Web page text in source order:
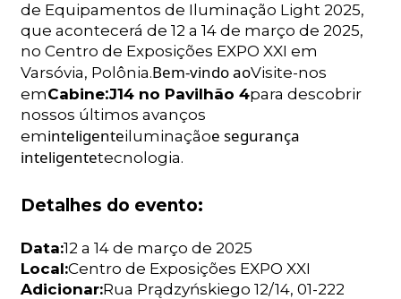
de Equipamentos de Iluminação Light 2025,
que acontecerá de 12 a 14 de março de 2025,
no Centro de Exposições EXPO XXI em
Varsóvia, Polônia.Bem-vindo aoVisite-nos
emCabine:J14 no Pavilhão 4para descobrir
nossos últimos avanços
eminteligenteiluminaçãoe segurança
inteligentetecnologia.
Detalhes do evento:
Data:12 a 14 de março de 2025
Local:Centro de Exposições EXPO XXI
Adicionar:Rua Prądzyńskiego 12/14, 01-222